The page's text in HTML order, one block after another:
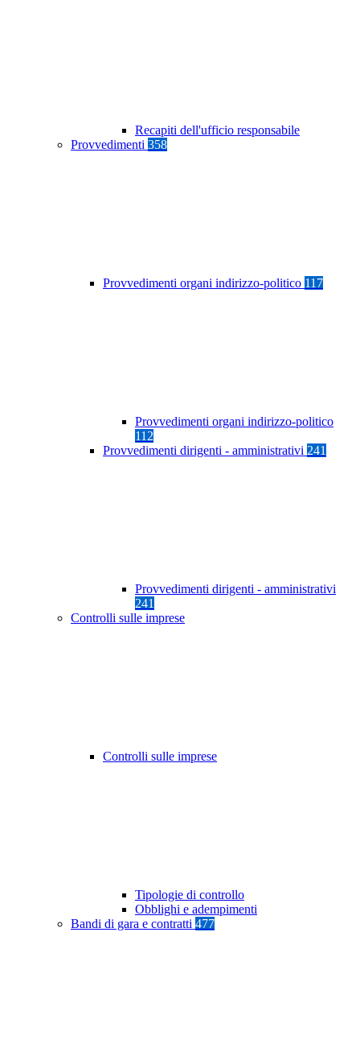
Recapiti dell'ufficio responsabile
Provvedimenti 358
Provvedimenti organi indirizzo-politico 117
Provvedimenti organi indirizzo-politico
112
Provvedimenti dirigenti - amministrativi 241
Provvedimenti dirigenti - amministrativi
241
Controlli sulle imprese
Controlli sulle imprese
Tipologie di controllo
Obblighi e adempimenti
Bandi di gara e contratti 477